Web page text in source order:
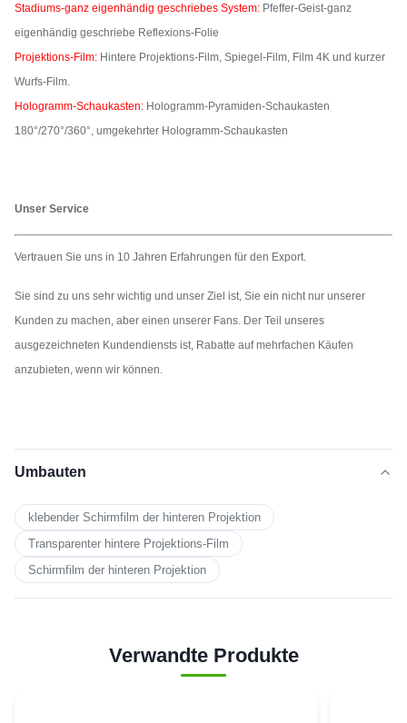
Stadiums-ganz eigenhändig geschriebes System: Pfeffer-Geist-ganz
eigenhändig geschriebe Reflexions-Folie
Projektions-Film: Hintere Projektions-Film, Spiegel-Film, Film 4K und kurzer
Wurfs-Film.
Hologramm-Schaukasten: Hologramm-Pyramiden-Schaukasten
180°/270°/360°, umgekehrter Hologramm-Schaukasten
Unser Service
Vertrauen Sie uns in 10 Jahren Erfahrungen für den Export.
Sie sind zu uns sehr wichtig und unser Ziel ist, Sie ein nicht nur unserer
Kunden zu machen, aber einen unserer Fans. Der Teil unseres
ausgezeichneten Kundendiensts ist, Rabatte auf mehrfachen Käufen
anzubieten, wenn wir können.
Umbauten
klebender Schirmfilm der hinteren Projektion
Transparenter hintere Projektions-Film
Schirmfilm der hinteren Projektion
Verwandte Produkte